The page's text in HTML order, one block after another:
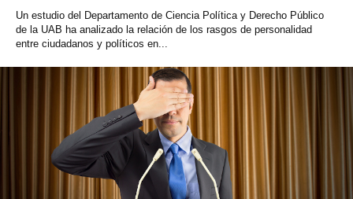
Un estudio del Departamento de Ciencia Política y Derecho Público
de la UAB ha analizado la relación de los rasgos de personalidad
entre ciudadanos y políticos en...